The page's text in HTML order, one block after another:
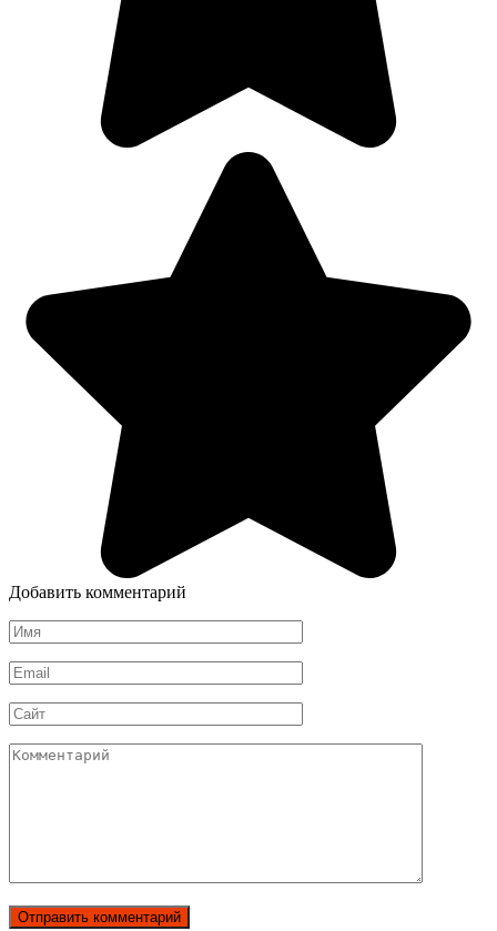
Добавить комментарий
Имя
*
Email
*
Сайт
Комментарий